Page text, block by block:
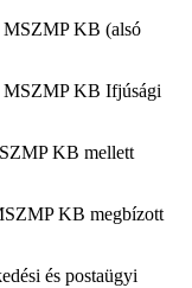
MSZMP KB (alsó
MSZMP KB Ifjúsági
KB mellett
KB megbízott
és postaügyi